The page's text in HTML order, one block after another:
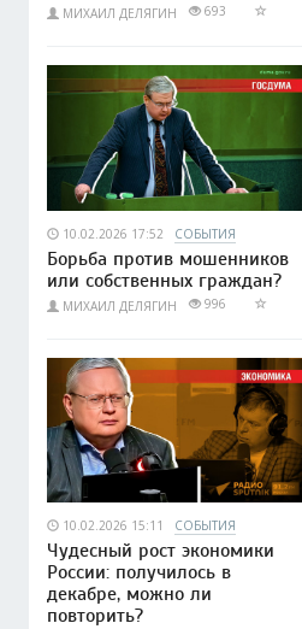
МИХАИЛ ДЕЛЯГИН 693
10.02.2026 17:52 СОБЫТИЯ
Борьба против мошенников
или собственных граждан?
МИХАИЛ ДЕЛЯГИН 996
10.02.2026 15:11 СОБЫТИЯ
Чудесный рост экономики
России: получилось в
декабре, можно ли
повторить?